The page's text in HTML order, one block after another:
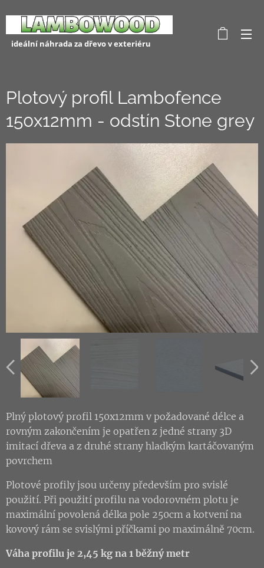
ideální náhrada za dřevo v exteriéru
Plotový profil Lambofence
150x12mm - odstín Stone grey
Plný plotový profil 150x12mm v požadované délce a
rovným zakončením je opatřen z jedné strany 3D
imitací dřeva a z druhé strany hladkým kartáčovaným
povrchem
Plotové profily jsou určeny především pro svislé
použití. Při použití profilu na vodorovném plotu je
maximální povolená délka pole 250cm a kotvení na
kovový rám se svislými příčkami po maximálně 70cm.
Váha profilu je 2,45 kg na 1 běžný metr